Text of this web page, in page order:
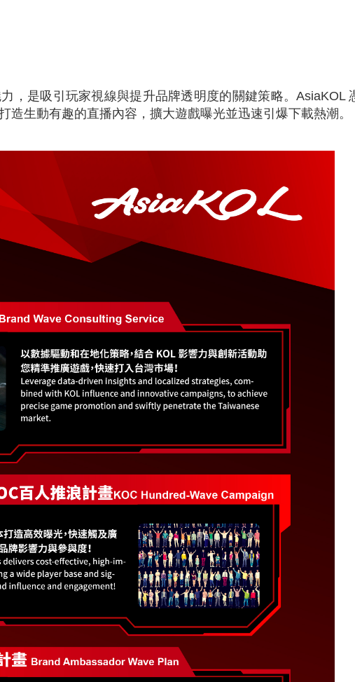
，是吸引玩家視線與提升品牌透明度的關鍵策略。AsiaKOL
造生動有趣的直播內容，擴大遊戲曝光並迅速引爆下載熱潮。